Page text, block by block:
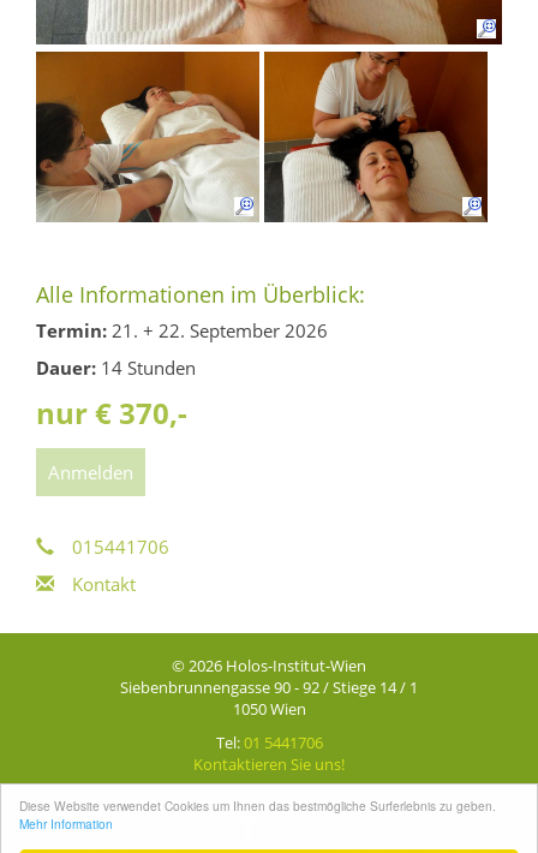
Diese Website verwendet Cookies um Ihnen das bestmögliche Surferlebnis zu geben.
Mehr Information
Alle Informationen im Überblick:
Termin: 21. + 22. September 2026
Dauer: 14 Stunden
nur € 370,-
Anmelden
015441706
Kontakt
© 2026 Holos-Institut-Wien
Siebenbrunnengasse 90 - 92 / Stiege 14 / 1
1050 Wien
Tel:01 5441706
Kontaktieren Sie uns!